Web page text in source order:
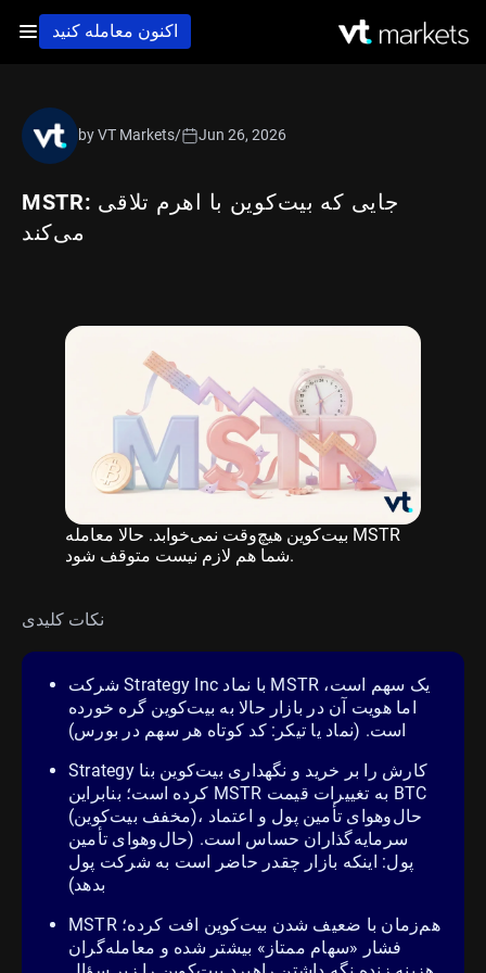
اکنون معامله کنید
MSTR: جایی که بیت‌کوین با اهرم تلاقی
می‌کند
by VT Markets/ Jun 26, 2026
بیت‌کوین هیچ‌وقت نمی‌خوابد. حالا معامله MSTR
شما هم لازم نیست متوقف شود.
نکات کلیدی
شرکت Strategy Inc با نماد MSTR یک سهم است،
اما هویت آن در بازار حالا به بیت‌کوین گره خورده
است. (نماد یا تیکر : کد کوتاه هر سهم در بورس)
Strategy کارش را بر خرید و نگهداری بیت‌کوین بنا
کرده است؛ بنابراین MSTR به تغییرات قیمت BTC
(مخفف بیت‌کوین)، حال‌وهوای تأمین پول و اعتماد
سرمایه‌گذاران حساس است. (حال‌وهوای تأمین
پول: اینکه بازار چقدر حاضر است به شرکت پول
بدهد)
MSTR هم‌زمان با ضعیف شدن بیت‌کوین افت کرده؛
فشار «سهام ممتاز» بیشتر شده و معامله‌گران